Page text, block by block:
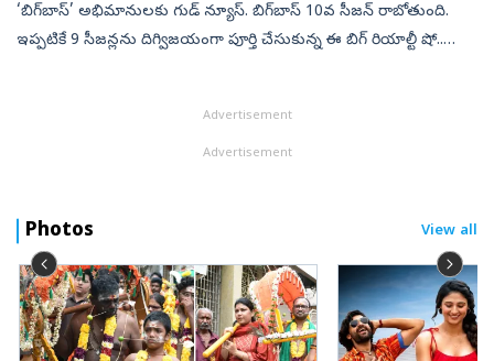
‘బిగ్‌బాస్‌’ అభిమానులకు గుడ్‌ న్యూస్‌. బిగ్‌బాస్‌ 10వ సీజన్‌ రాబోతుంది.
ఇప్పటికే 9 సీజన్లను దిగ్విజయంగా పూర్తి చేసుకున్న ఈ బిగ్‌ రియాల్టీ షో..
Advertisement
Advertisement
Photos View all